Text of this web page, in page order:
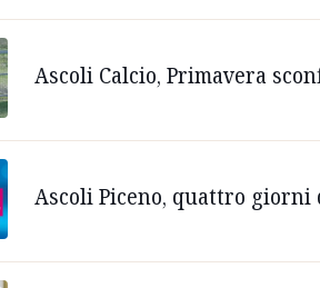
Ascoli Calcio, Primavera
Ascoli Piceno, quattro